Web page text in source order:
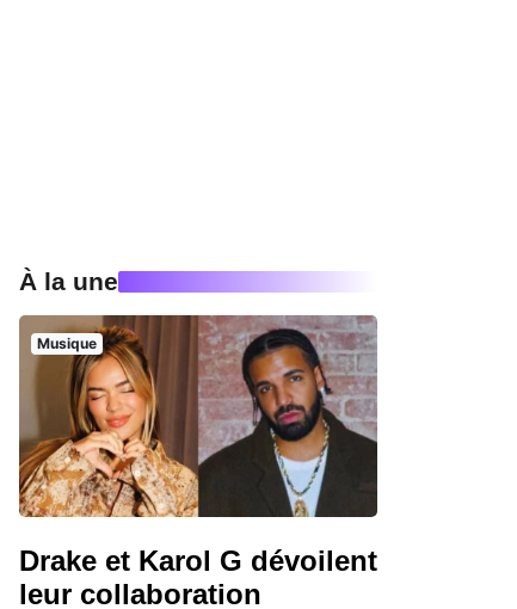
À la une
Musique
Drake et Karol G dévoilent
leur collaboration